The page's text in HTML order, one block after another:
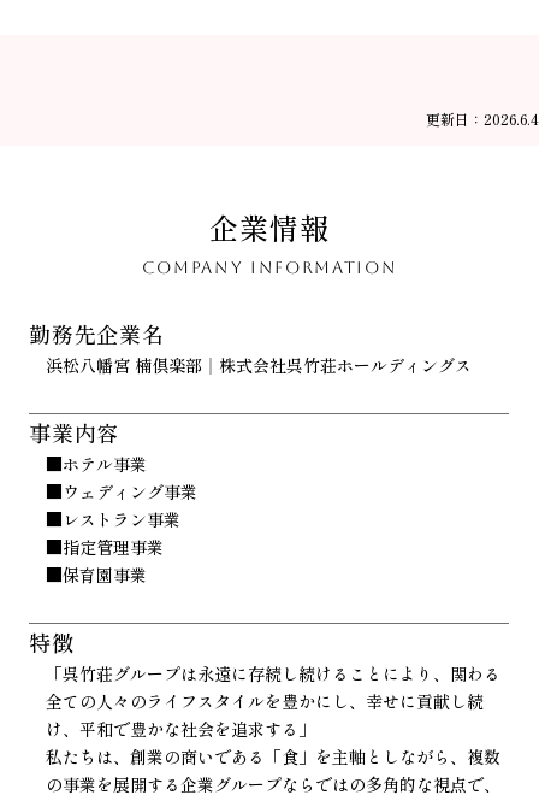
更新日：2026.6.4
企業情報
COMPANY INFORMATION
勤務先企業名
浜松八幡宮 楠倶楽部｜株式会社呉竹荘ホールディングス
事業内容
■ホテル事業
■ウェディング事業
■レストラン事業
■指定管理事業
■保育園事業
特徴
「呉竹荘グループは永遠に存続し続けることにより、関わる
全ての人々のライフスタイルを豊かにし、幸せに貢献し続
け、平和で豊かな社会を追求する」
私たちは、創業の商いである「食」を主軸としながら、複数
の事業を展開する企業グループならではの多角的な視点で、